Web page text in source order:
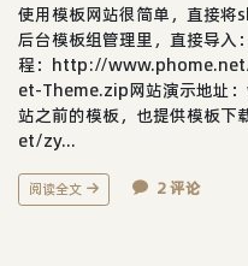
使用模板网站很简单，直接将
后台模板组管理里，直接导
程：http://
et-Theme.zip网站演示地址
站之前的模板，也提供模板
et/zy...
阅读全文 2 评论